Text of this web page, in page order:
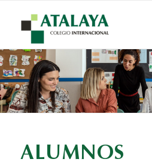
ALUMNOS